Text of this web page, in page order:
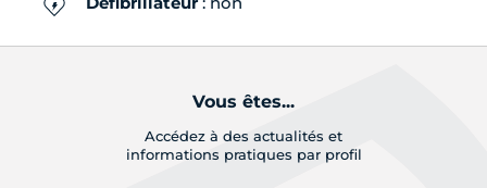
Vous êtes...
Accédez à des actualités et
informations pratiques par profil